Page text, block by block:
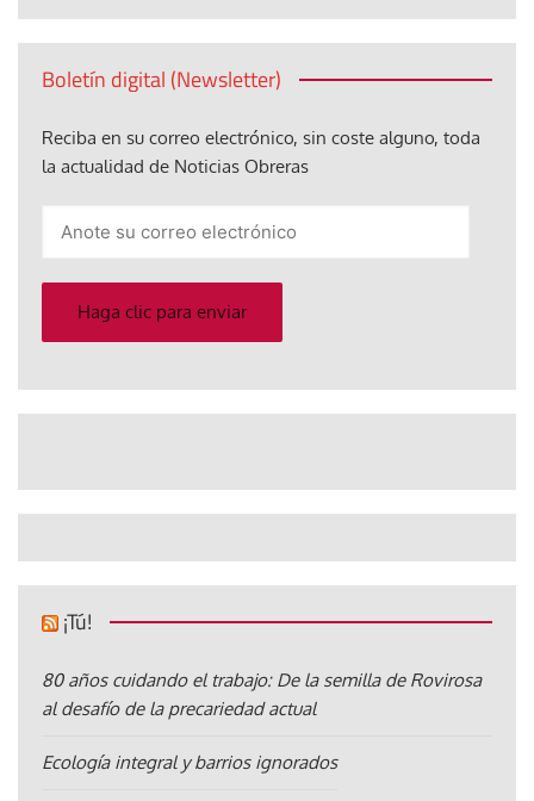
Boletín digital (Newsletter)
Reciba en su correo electrónico, sin coste alguno, toda
la actualidad de Noticias Obreras
electrónico
Haga clic para enviar
¡Tú!
80 años cuidando el trabajo: De la semilla de Rovirosa
al desafío de la precariedad actual
Ecología integral y barrios ignorados